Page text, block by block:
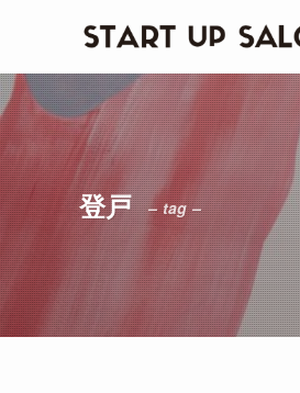
登戸 – tag –